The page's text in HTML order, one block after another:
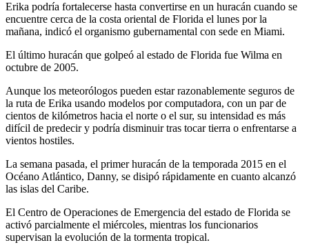
Erika podría fortalecerse hasta convertirse en un huracán cuando se
encuentre cerca de la costa oriental de Florida el lunes por la
mañana, indicó el organismo gubernamental con sede en Miami.
El último huracán que golpeó al estado de Florida fue Wilma en
octubre de 2005.
Aunque los meteorólogos pueden estar razonablemente seguros de
la ruta de Erika usando modelos por computadora, con un par de
cientos de kilómetros hacia el norte o el sur, su intensidad es más
difícil de predecir y podría disminuir tras tocar tierra o enfrentarse a
vientos hostiles.
La semana pasada, el primer huracán de la temporada 2015 en el
Océano Atlántico, Danny, se disipó rápidamente en cuanto alcanzó
las islas del Caribe.
El Centro de Operaciones de Emergencia del estado de Florida se
activó parcialmente el miércoles, mientras los funcionarios
supervisan la evolución de la tormenta tropical.